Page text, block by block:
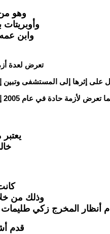
وهو
وابن
تعرض لعدة أزمات صحية، منها
على إثرها إلى المستشفى وتبين
لأزمة حادة في عام 2005 إثر إصابته بجلطة في المخ أدخل على أثرها العناية المركزة بمستشفى مبارك الكبير ونقل بعدها للعلاج في المانيا
وذلك من
أنظار المخرج زكي
قدم